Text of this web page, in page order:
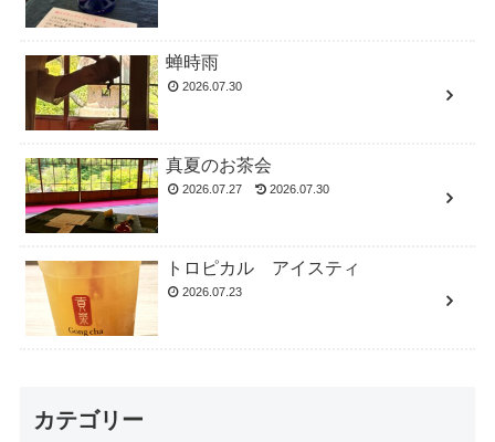
蝉時雨
2026.07.30
真夏のお茶会
2026.07.27 2026.07.30
トロピカル アイスティ
2026.07.23
カテゴリー